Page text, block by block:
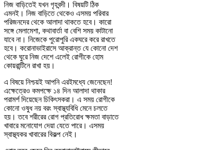
নিজ বাড়িতেই যখন গৃহবন্দী। বিষয়টি ঠিক
এমনই। নিজ বাড়িতে থেকেও এসময় পরিবার
পরিজনদের থেকে আলাদা থাকতে হবে। কারো
সঙ্গে মেলামেশা, কথাবার্তা বা বেশি সময় কাটানো
যাবে না। নিজেকে পুরোপুরি একঘরে করে রাখতে
হবে। করোনাভাইরাসে আক্রান্ত যে কোনো দেশ
থেকে ঘুরে নিজ দেশে এলেই রোগীকে হোম
কোয়রান্টিনে রাখা হয়।
এ বিষয়ে নিশ্চয়ই আপনি এরইমধ্যে জেনেছেন!
এক্ষেত্রেও কমপক্ষে ১৪ দিন আলাদা থাকার
পরামর্শ দিয়েছেন চিকিৎসকরা। এ সময় রোগীকে
কোনো ওষুধ নয় বরং স্বাস্থ্যবিধি মেনে চলতে
হয়। তবে শরীরের রোগ প্রতিরোধ ক্ষমতা বাড়াতে
খাবারে মনোযোগ দেয়া যেতে পারে। এসময়
স্বাস্থ্যকর খাবারের বিকল্প নেই।